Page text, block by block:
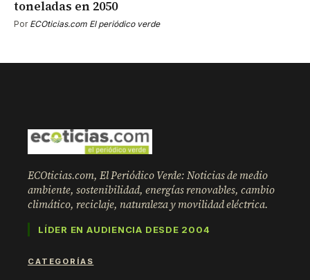
toneladas en 2050
Por ECOticias.com El periódico verde
ECOticias.com, El Periódico Verde: Noticias de medio
ambiente, sostenibilidad, energías renovables, cambio
climático, reciclaje, naturaleza y movilidad eléctrica.
LÍDER EN AUDIENCIA DESDE 2004
CATEGORÍAS